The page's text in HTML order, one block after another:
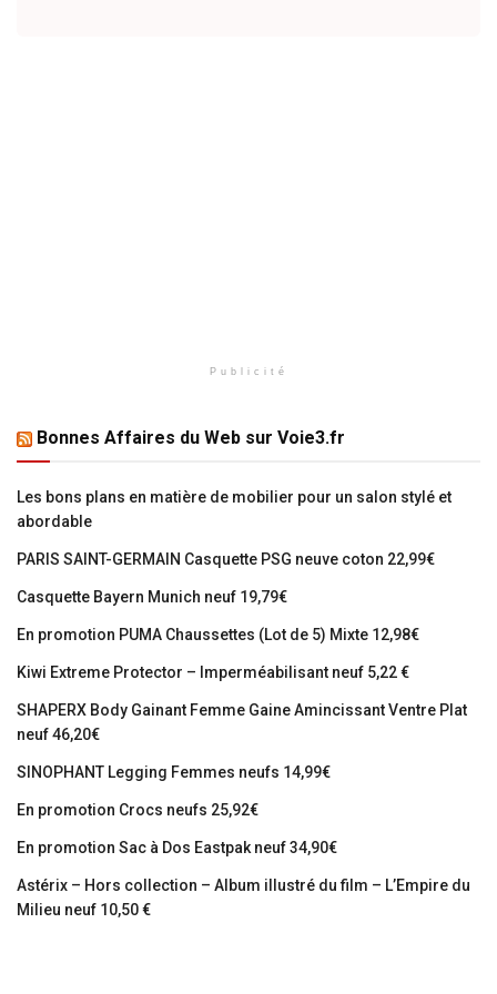
Publicité
Bonnes Affaires du Web sur Voie3.fr
Les bons plans en matière de mobilier pour un salon stylé et
abordable
PARIS SAINT-GERMAIN Casquette PSG neuve coton 22,99€
Casquette Bayern Munich neuf 19,79€
En promotion PUMA Chaussettes (Lot de 5) Mixte 12,98€
Kiwi Extreme Protector – Imperméabilisant neuf 5,22 €
SHAPERX Body Gainant Femme Gaine Amincissant Ventre Plat
neuf 46,20€
SINOPHANT Legging Femmes neufs 14,99€
En promotion Crocs neufs 25,92€
En promotion Sac à Dos Eastpak neuf 34,90€
Astérix – Hors collection – Album illustré du film – L’Empire du
Milieu neuf 10,50 €